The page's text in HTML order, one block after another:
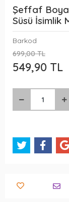
Şeffaf
Süsü İsimlik
Barkod
699,00 TL
549,90 TL